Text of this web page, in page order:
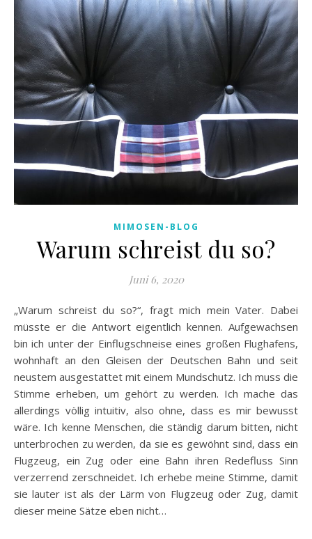
MIMOSEN-BLOG
Warum schreist du so?
Juni 6, 2020
„Warum schreist du so?“, fragt mich mein Vater. Dabei
müsste er die Antwort eigentlich kennen. Aufgewachsen
bin ich unter der Einflugschneise eines großen Flughafens,
wohnhaft an den Gleisen der Deutschen Bahn und seit
neustem ausgestattet mit einem Mundschutz. Ich muss die
Stimme erheben, um gehört zu werden. Ich mache das
allerdings völlig intuitiv, also ohne, dass es mir bewusst
wäre. Ich kenne Menschen, die ständig darum bitten, nicht
unterbrochen zu werden, da sie es gewöhnt sind, dass ein
Flugzeug, ein Zug oder eine Bahn ihren Redefluss Sinn
verzerrend zerschneidet. Ich erhebe meine Stimme, damit
sie lauter ist als der Lärm von Flugzeug oder Zug, damit
dieser meine Sätze eben nicht…